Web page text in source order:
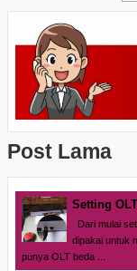
Post Lama
Setting
Dari mulai
dipakai untuk
punya OLT beda ...